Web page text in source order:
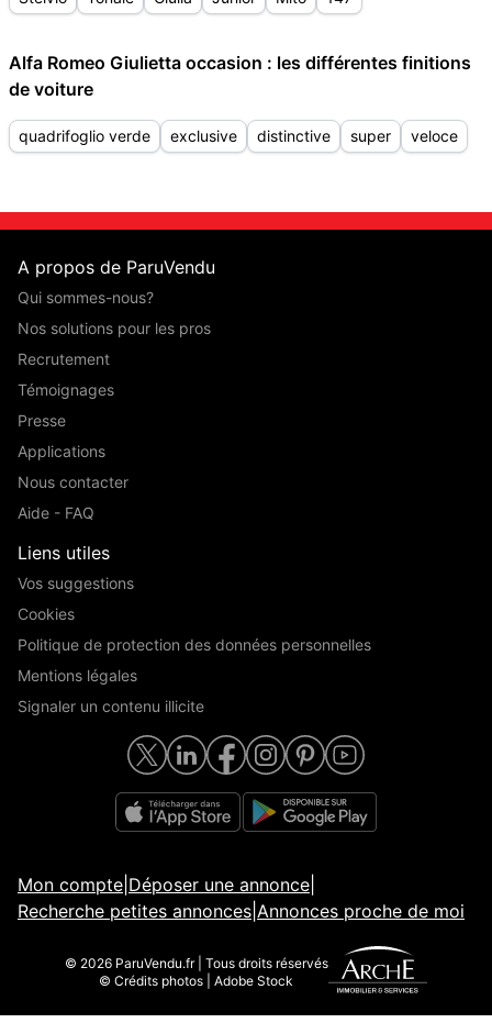
Alfa Romeo Giulietta occasion : les différentes finitions
de voiture
quadrifoglio verde exclusive distinctive super veloce
A propos de ParuVendu
Qui sommes-nous?
Nos solutions pour les pros
Recrutement
Témoignages
Presse
Applications
Nous contacter
Aide - FAQ
Liens utiles
Vos suggestions
Cookies
Politique de protection des données personnelles
Mentions légales
Signaler un contenu illicite
Mon compte Déposer une annonce
Recherche petites annonces Annonces proche de moi
© 2026 ParuVendu.fr | Tous droits réservés
© Crédits photos | Adobe Stock